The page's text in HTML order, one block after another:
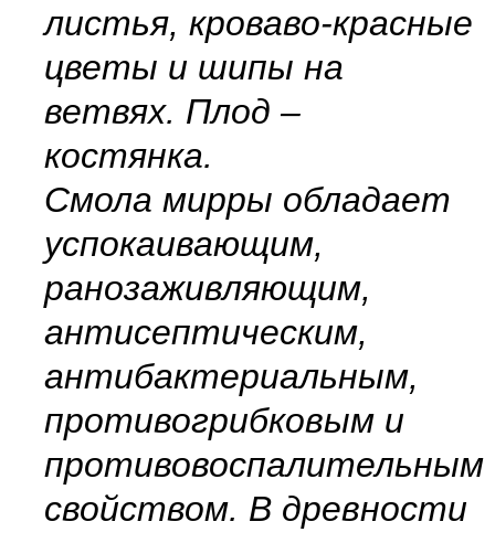
листья, кроваво-красные
цветы и шипы на
ветвях. Плод –
костянка.
Смола мирры обладает
успокаивающим,
ранозаживляющим,
антисептическим,
антибактериальным,
противогрибковым и
противовоспалительным
свойством. В древности